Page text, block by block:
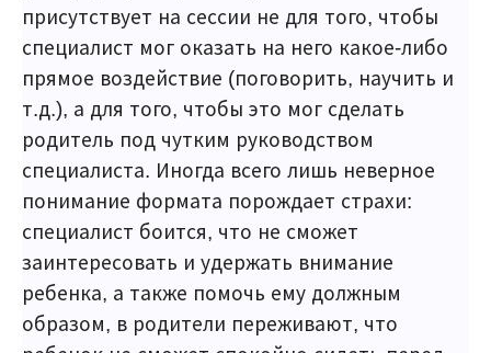
присутствует на сессии не для того, чтобы
специалист мог оказать на него какое-либо
прямое воздействие (поговорить, научить и
т.д.), а для того, чтобы это мог сделать
родитель под чутким руководством
специалиста. Иногда всего лишь неверное
понимание формата порождает страхи:
специалист боится, что не сможет
заинтересовать и удержать внимание
ребенка, а также помочь ему должным
образом, в родители переживают, что